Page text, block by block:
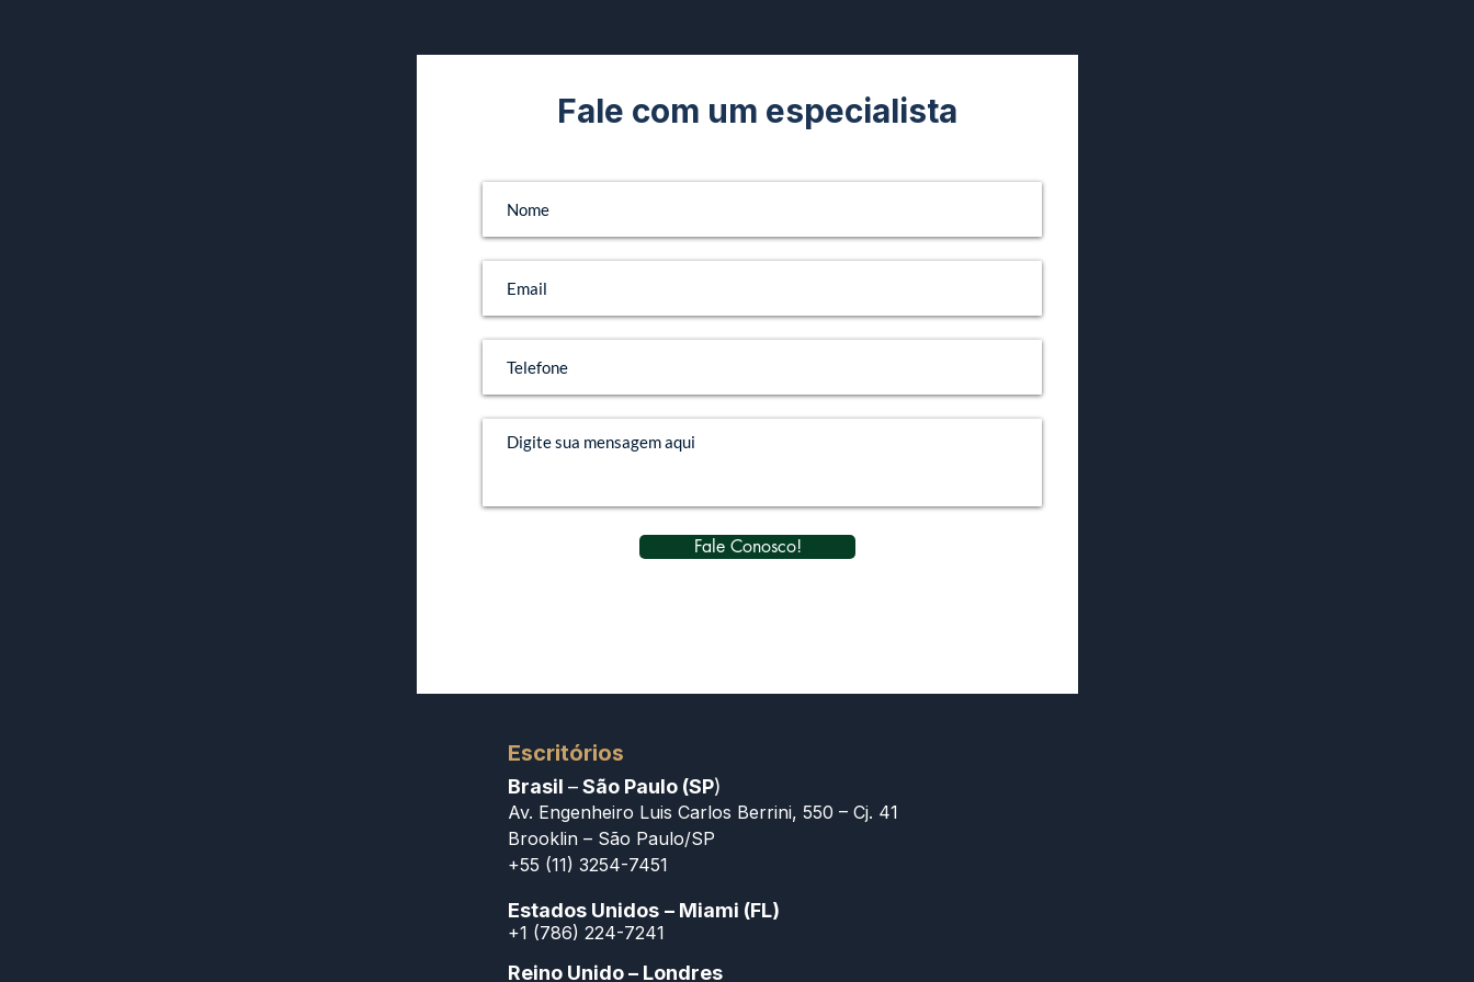
Fale com um especialista
Fale Conosco!
Escritórios
Brasil –São Paulo (SP)
Av. Engenheiro Luis Carlos Berrini, 550 – Cj. 41
Brooklin – São Paulo/SP
+55 (11) 3254-7451
Estados Unidos – Miami (FL)
+1 (786) 224-7241
Reino Unido – Londres